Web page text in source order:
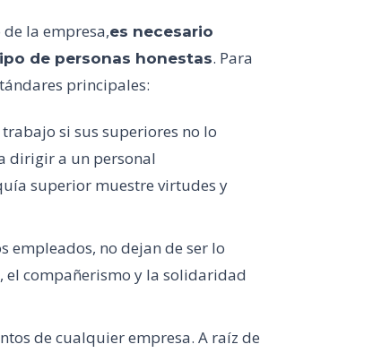
la empresa,es necesario
de personas honestas. Para
principales:
si sus superiores no lo
dirigir a un personal
superior muestre virtudes y
empleados, no dejan de ser lo
compañerismo y la solidaridad
de cualquier empresa. A raíz de